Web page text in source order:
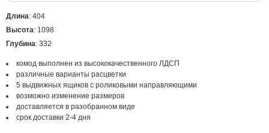
Длина: 404
Высота: 1098
Глубина: 332
комод выполнен из высококачественного ЛДСП
различные варианты расцветки
5 выдвижных ящиков с роликовыми направляющими
возможно изменение размеров
доставляется в разобранном виде
срок доставки 2-4 дня